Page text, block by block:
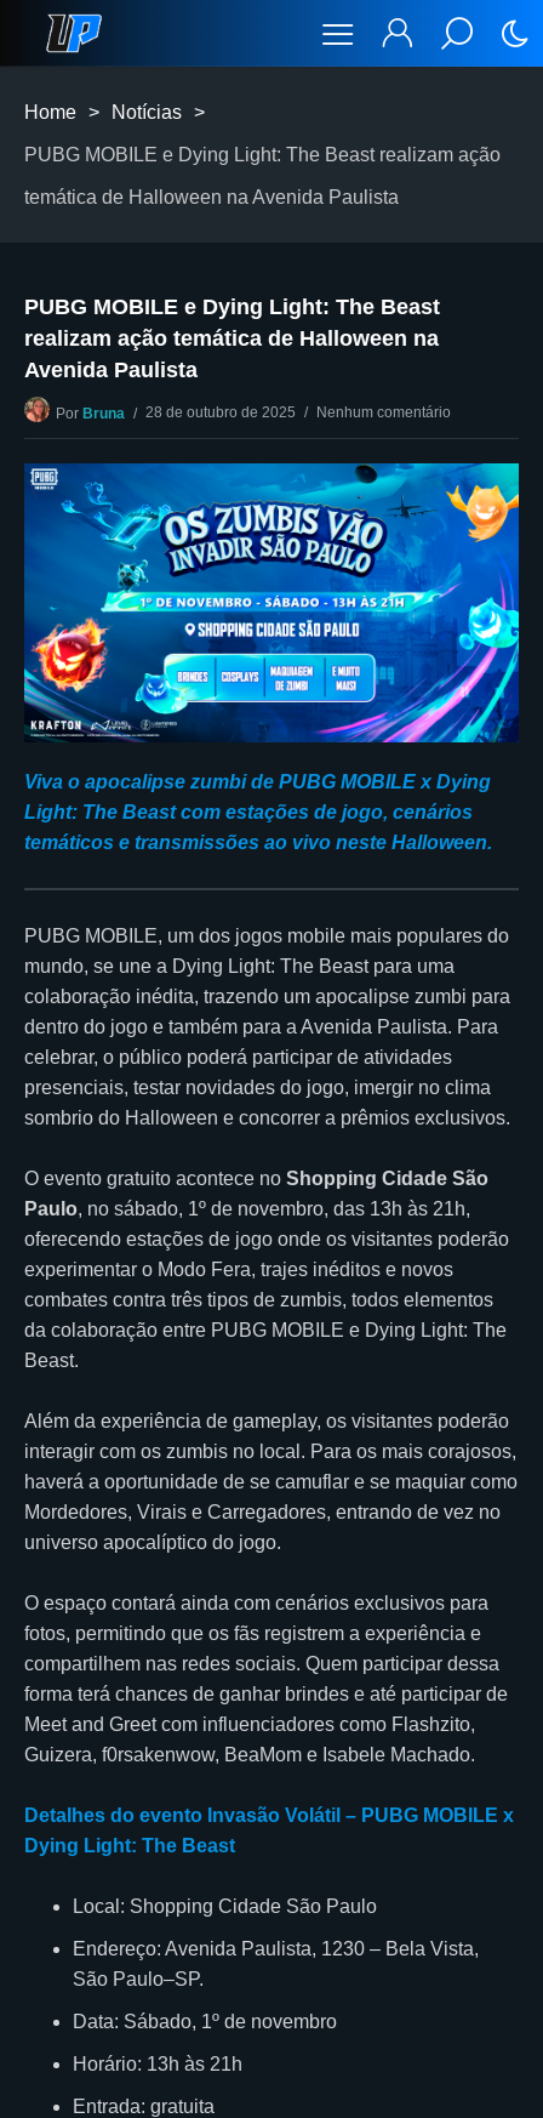
Home > Notícias >
PUBG MOBILE e Dying Light: The Beast realizam ação
temática de Halloween na Avenida Paulista
PUBG MOBILE e Dying Light: The Beast
realizam ação temática de Halloween na
Avenida Paulista
Por Bruna 28 de outubro de 2025 Nenhum comentário
Viva o apocalipse zumbi de PUBG MOBILE x Dying
Light: The Beast com estações de jogo, cenários
temáticos e transmissões ao vivo neste Halloween.
PUBG MOBILE, um dos jogos mobile mais populares do
mundo, se une a Dying Light: The Beast para uma
colaboração inédita, trazendo um apocalipse zumbi para
dentro do jogo e também para a Avenida Paulista. Para
celebrar, o público poderá participar de atividades
presenciais, testar novidades do jogo, imergir no clima
sombrio do Halloween e concorrer a prêmios exclusivos.
O evento gratuito acontece no Shopping Cidade São
Paulo, no sábado, 1º de novembro, das 13h às 21h,
oferecendo estações de jogo onde os visitantes poderão
experimentar o Modo Fera, trajes inéditos e novos
combates contra três tipos de zumbis, todos elementos
da colaboração entre PUBG MOBILE e Dying Light: The
Beast.
Além da experiência de gameplay, os visitantes poderão
interagir com os zumbis no local. Para os mais corajosos,
haverá a oportunidade de se camuflar e se maquiar como
Mordedores, Virais e Carregadores, entrando de vez no
universo apocalíptico do jogo.
O espaço contará ainda com cenários exclusivos para
fotos, permitindo que os fãs registrem a experiência e
compartilhem nas redes sociais. Quem participar dessa
forma terá chances de ganhar brindes e até participar de
Meet and Greet com influenciadores como Flashzito,
Guizera, f0rsakenwow, BeaMom e Isabele Machado.
Detalhes do evento Invasão Volátil – PUBG MOBILE x
Dying Light: The Beast
Local: Shopping Cidade São Paulo
Endereço: Avenida Paulista, 1230 – Bela Vista,
São Paulo–SP.
Data: Sábado, 1º de novembro
Horário: 13h às 21h
Entrada: gratuita